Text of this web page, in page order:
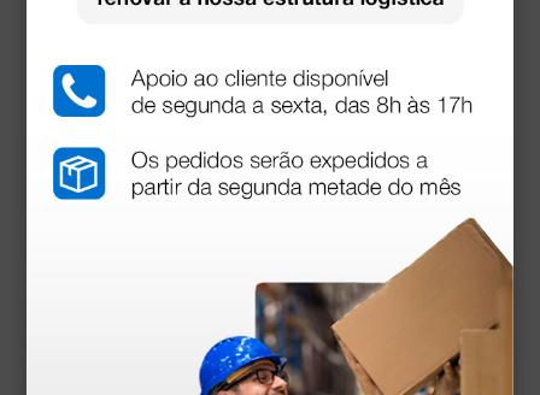
Set Otoscópio Heine K 180® LED - 2,5 V com cabo
1 conjunto